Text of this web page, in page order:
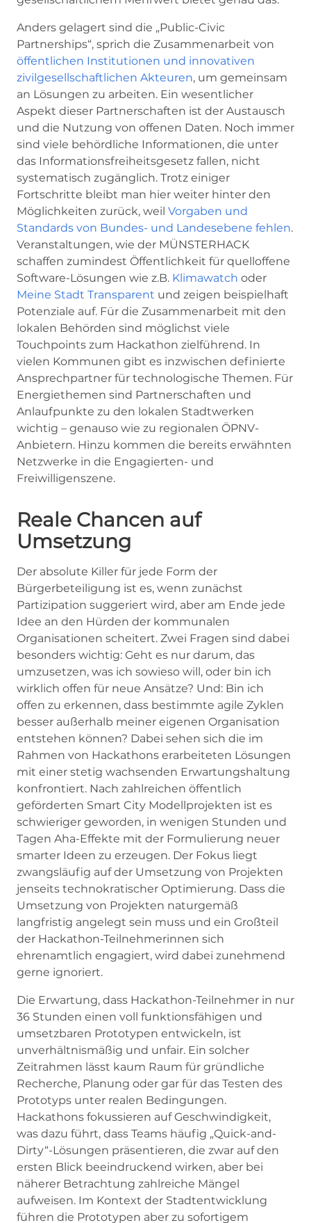
Anders gelagert sind die „Public-Civic
Partnerships“, sprich die Zusammenarbeit von
öffentlichen Institutionen und innovativen
zivilgesellschaftlichen Akteuren, um gemeinsam
an Lösungen zu arbeiten. Ein wesentlicher
Aspekt dieser Partnerschaften ist der Austausch
und die Nutzung von offenen Daten. Noch immer
sind viele behördliche Informationen, die unter
das Informationsfreiheitsgesetz fallen, nicht
systematisch zugänglich. Trotz einiger
Fortschritte bleibt man hier weiter hinter den
Möglichkeiten zurück, weil Vorgaben und
Standards von Bundes- und Landesebene fehlen.
Veranstaltungen, wie der MÜNSTERHACK
schaffen zumindest Öffentlichkeit für quelloffene
Software-Lösungen wie z.B. Klimawatch oder
Meine Stadt Transparent und zeigen beispielhaft
Potenziale auf. Für die Zusammenarbeit mit den
lokalen Behörden sind möglichst viele
Touchpoints zum Hackathon zielführend. In
vielen Kommunen gibt es inzwischen definierte
Ansprechpartner für technologische Themen. Für
Energiethemen sind Partnerschaften und
Anlaufpunkte zu den lokalen Stadtwerken
wichtig – genauso wie zu regionalen ÖPNV-
Anbietern. Hinzu kommen die bereits erwähnten
Netzwerke in die Engagierten- und
Freiwilligenszene.
Reale Chancen auf
Umsetzung
Der absolute Killer für jede Form der
Bürgerbeteiligung ist es, wenn zunächst
Partizipation suggeriert wird, aber am Ende jede
Idee an den Hürden der kommunalen
Organisationen scheitert. Zwei Fragen sind dabei
besonders wichtig: Geht es nur darum, das
umzusetzen, was ich sowieso will, oder bin ich
wirklich offen für neue Ansätze? Und: Bin ich
offen zu erkennen, dass bestimmte agile Zyklen
besser außerhalb meiner eigenen Organisation
entstehen können? Dabei sehen sich die im
Rahmen von Hackathons erarbeiteten Lösungen
mit einer stetig wachsenden Erwartungshaltung
konfrontiert. Nach zahlreichen öffentlich
geförderten Smart City Modellprojekten ist es
schwieriger geworden, in wenigen Stunden und
Tagen Aha-Effekte mit der Formulierung neuer
smarter Ideen zu erzeugen. Der Fokus liegt
zwangsläufig auf der Umsetzung von Projekten
jenseits technokratischer Optimierung. Dass die
Umsetzung von Projekten naturgemäß
langfristig angelegt sein muss und ein Großteil
der Hackathon-Teilnehmerinnen sich
ehrenamtlich engagiert, wird dabei zunehmend
gerne ignoriert.
Die Erwartung, dass Hackathon-Teilnehmer in nur
36 Stunden einen voll funktionsfähigen und
umsetzbaren Prototypen entwickeln, ist
unverhältnismäßig und unfair. Ein solcher
Zeitrahmen lässt kaum Raum für gründliche
Recherche, Planung oder gar für das Testen des
Prototyps unter realen Bedingungen.
Hackathons fokussieren auf Geschwindigkeit,
was dazu führt, dass Teams häufig „Quick-and-
Dirty“-Lösungen präsentieren, die zwar auf den
ersten Blick beeindruckend wirken, aber bei
näherer Betrachtung zahlreiche Mängel
aufweisen. Im Kontext der Stadtentwicklung
führen die Prototypen aber zu sofortigem